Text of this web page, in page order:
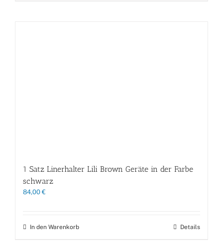
1 Satz Linerhalter Lili Brown Geräte in der Farbe
schwarz
84,00 €
In den Warenkorb Details